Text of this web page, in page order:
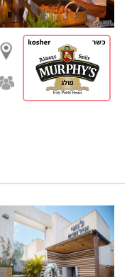
ומחירים
אפשרות
מתחם יכין, פולג,
לואי -
לואי פרדסיה
בסגנון כפרי